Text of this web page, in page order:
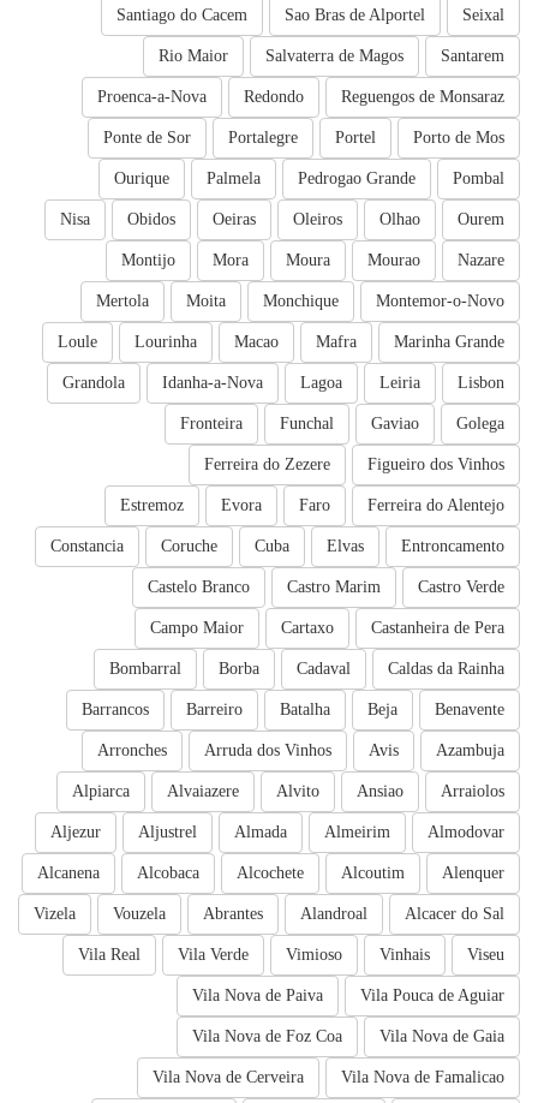
Seixal
Sao Bras de Alportel
Santiago do Cacem
Santarem
Salvaterra de Magos
Rio Maior
Reguengos de Monsaraz
Redondo
Proenca-a-Nova
Porto de Mos
Portel
Portalegre
Ponte de Sor
Pombal
Pedrogao Grande
Palmela
Ourique
Ourem
Olhao
Oleiros
Oeiras
Obidos
Nisa
Nazare
Mourao
Moura
Mora
Montijo
Montemor-o-Novo
Monchique
Moita
Mertola
Marinha Grande
Mafra
Macao
Lourinha
Loule
Lisbon
Leiria
Lagoa
Idanha-a-Nova
Grandola
Golega
Gaviao
Funchal
Fronteira
Figueiro dos Vinhos
Ferreira do Zezere
Ferreira do Alentejo
Faro
Evora
Estremoz
Entroncamento
Elvas
Cuba
Coruche
Constancia
Castro Verde
Castro Marim
Castelo Branco
Castanheira de Pera
Cartaxo
Campo Maior
Caldas da Rainha
Cadaval
Borba
Bombarral
Benavente
Beja
Batalha
Barreiro
Barrancos
Azambuja
Avis
Arruda dos Vinhos
Arronches
Arraiolos
Ansiao
Alvito
Alvaiazere
Alpiarca
Almodovar
Almeirim
Almada
Aljustrel
Aljezur
Alenquer
Alcoutim
Alcochete
Alcobaca
Alcanena
Alcacer do Sal
Alandroal
Abrantes
Vouzela
Vizela
Viseu
Vinhais
Vimioso
Vila Verde
Vila Real
Vila Pouca de Aguiar
Vila Nova de Paiva
Vila Nova de Gaia
Vila Nova de Foz Coa
Vila Nova de Famalicao
Vila Nova de Cerveira